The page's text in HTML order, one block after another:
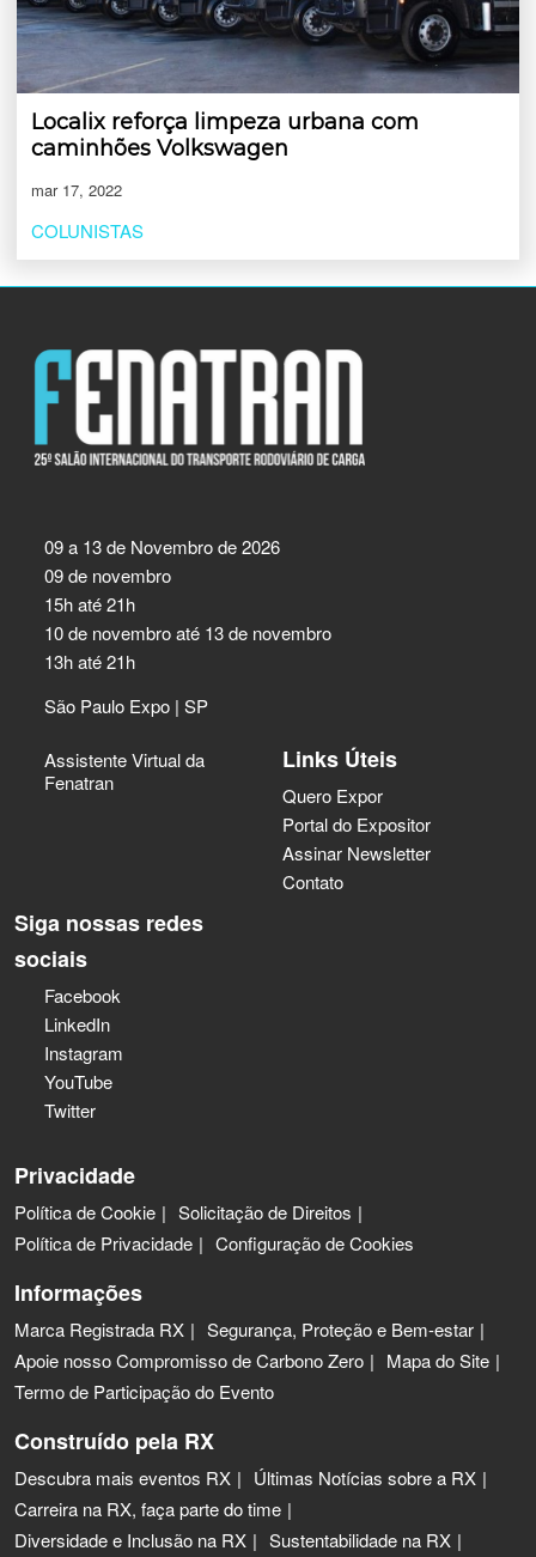
Localix reforça limpeza urbana com
caminhões Volkswagen
mar 17, 2022
COLUNISTAS
09 a 13 de Novembro de 2026
09 de novembro
15h até 21h
10 de novembro até 13 de novembro
13h até 21h
São Paulo Expo | SP
Assistente Virtual da
Fenatran
Links Úteis
Quero Expor
Portal do Expositor
Assinar Newsletter
Contato
Siga nossas redes
sociais
Facebook
LinkedIn
Instagram
YouTube
Twitter
Privacidade
Política de Cookie
Solicitação de Direitos
Política de Privacidade
Configuração de Cookies
Informações
Marca Registrada RX
Segurança, Proteção e Bem-estar
Apoie nosso Compromisso de Carbono Zero
Mapa do Site
Termo de Participação do Evento
Construído pela RX
Descubra mais eventos RX
Últimas Notícias sobre a RX
Carreira na RX, faça parte do time
Diversidade e Inclusão na RX
Sustentabilidade na RX